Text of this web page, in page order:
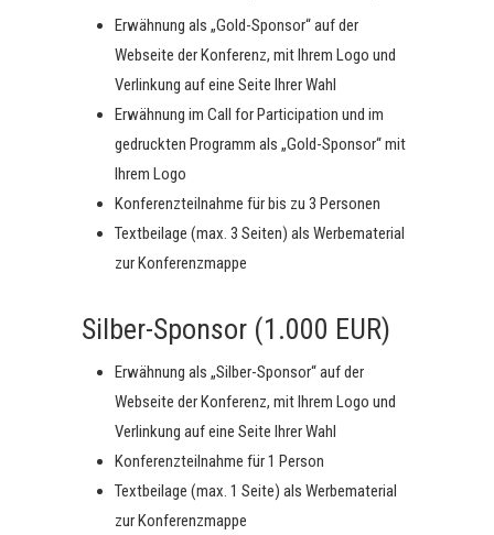
Erwähnung als „Gold-Sponsor“ auf der
Webseite der Konferenz, mit Ihrem Logo und
Verlinkung auf eine Seite Ihrer Wahl
Erwähnung im Call for Participation und im
gedruckten Programm als „Gold-Sponsor“ mit
Ihrem Logo
Konferenzteilnahme für bis zu 3 Personen
Textbeilage (max. 3 Seiten) als Werbematerial
zur Konferenzmappe
Silber-Sponsor (1.000 EUR)
Erwähnung als „Silber-Sponsor“ auf der
Webseite der Konferenz, mit Ihrem Logo und
Verlinkung auf eine Seite Ihrer Wahl
Konferenzteilnahme für 1 Person
Textbeilage (max. 1 Seite) als Werbematerial
zur Konferenzmappe